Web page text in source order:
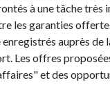
à une tâche très
les garanties
auprès de
Les offres
et des